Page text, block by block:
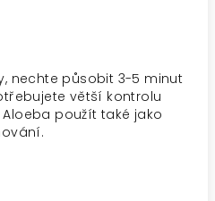
nechte působit 3-5 minut
větší kontrolu
použít také jako